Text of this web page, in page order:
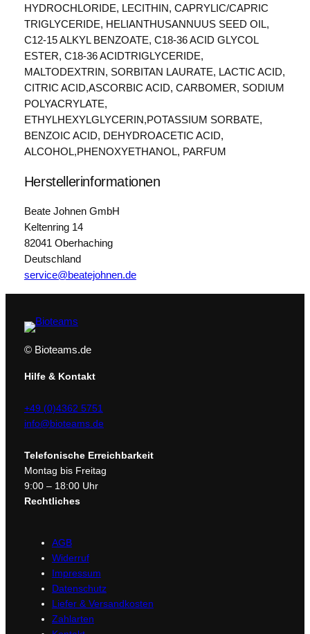
HYDROCHLORIDE, LECITHIN, CAPRYLIC/CAPRIC
TRIGLYCERIDE, HELIANTHUSANNUUS SEED OIL,
C12-15 ALKYL BENZOATE, C18-36 ACID GLYCOL
ESTER, C18-36 ACIDTRIGLYCERIDE,
MALTODEXTRIN, SORBITAN LAURATE, LACTIC ACID,
CITRIC ACID,ASCORBIC ACID, CARBOMER, SODIUM
POLYACRYLATE,
ETHYLHEXYLGLYCERIN,POTASSIUM SORBATE,
BENZOIC ACID, DEHYDROACETIC ACID,
ALCOHOL,PHENOXYETHANOL, PARFUM
Herstellerinformationen
Beate Johnen GmbH
Keltenring 14
82041 Oberhaching
Deutschland
service@beatejohnen.de
© Bioteams.de
Hilfe & Kontakt
+49 (0)4362 5751
info@bioteams.de
Telefonische Erreichbarkeit
Montag bis Freitag
9:00 – 18:00 Uhr
Rechtliches
AGB
Widerruf
Impressum
Datenschutz
Liefer & Versandkosten
Zahlarten